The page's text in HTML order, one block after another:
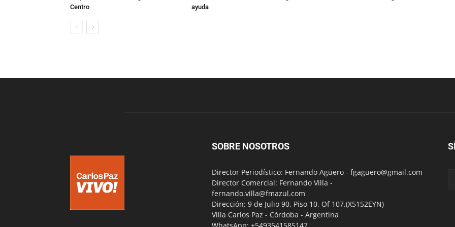
Centro
ayuda
SOBRE NOSOTROS
Director Periodístico: Fernando Agüero - fgaguero@gmail.com
Director Comercial: Fernando Villa -
fernando.villa@fmazul.com
Dirección: 9 de Julio 90. Piso 10. Of 107.(X5152EYN)
Villa Carlos Paz - Córdoba - Argentina